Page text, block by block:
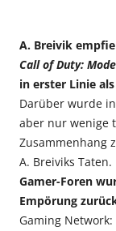
A. Breivik
Call of Duty:
in erster Linie
Darüber wurde
aber nur wenige
Zusammenhang
A. Breiviks Taten.
Gamer-Foren
Empörung
Gaming